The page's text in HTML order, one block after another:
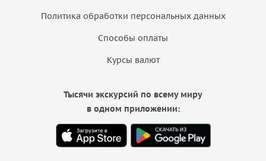
Политика обработки персональных данных
Способы оплаты
Курсы валют
Тысячи экскурсий по всему миру
в одном приложении: